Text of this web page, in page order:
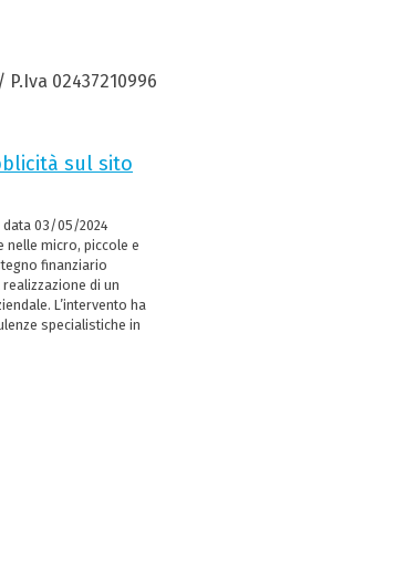
02437210996
sul sito
data 03/05/2024
nelle micro, piccole e
finanziario
realizzazione di un
L’intervento ha
specialistiche in